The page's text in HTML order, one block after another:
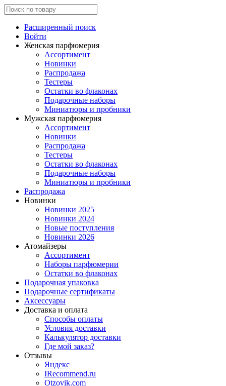
Расширенный поиск
Войти
Женская парфюмерия
Ассортимент
Новинки
Распродажа
Тестеры
Остатки во флаконах
Подарочные наборы
Миниатюры и пробники
Мужская парфюмерия
Ассортимент
Новинки
Распродажа
Тестеры
Остатки во флаконах
Подарочные наборы
Миниатюры и пробники
Распродажа
Новинки
Новинки 2025
Новинки 2024
Новые поступления
Новинки 2026
Атомайзеры
Ассортимент
Наборы парфюмерии
Остатки во флаконах
Подарочная упаковка
Подарочные сертификаты
Аксессуары
Доставка и оплата
Способы оплаты
Условия доставки
Калькулятор доставки
Где мой заказ?
Отзывы
Яндекс
IRecommend.ru
Otzovik.com